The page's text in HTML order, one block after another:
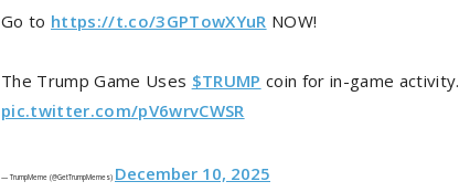
Go to https://t.co/3GPTowXYuR NOW!
The Trump Game Uses $TRUMP coin for in-game activity.
pic.twitter.com/pV6wrvCWSR
— TrumpMeme (@GetTrumpMemes) December 10, 2025